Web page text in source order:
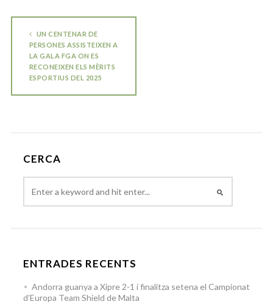
UN CENTENAR DE
PERSONES ASSISTEIXEN A
LA GALA FGA ON ES
RECONEIXEN ELS MÈRITS
ESPORTIUS DEL 2025
CERCA
ENTRADES RECENTS
Andorra guanya a Xipre 2-1 i finalitza setena el Campionat
d’Europa Team Shield de Malta